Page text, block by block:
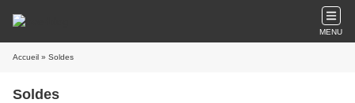
MENU
Accueil » Soldes
Soldes